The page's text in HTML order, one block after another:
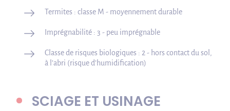
Termites : classe M - moyennement durable
Imprégnabilité : 3 - peu imprégnable
Classe de risques biologiques : 2 - hors contact du sol,
à l’abri (risque d’humidification)
SCIAGE ET USINAGE